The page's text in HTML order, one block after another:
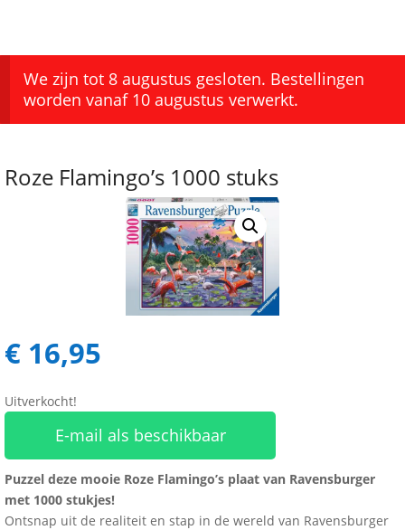
We zijn tot 8 augustus gesloten. Bestellingen
worden vanaf 10 augustus verwerkt.
Roze Flamingo’s 1000 stuks
€ 16,95
Uitverkocht!
E-mail als beschikbaar
Puzzel deze mooie Roze Flamingo’s plaat van Ravensburger
met 1000 stukjes!
Ontsnap uit de realiteit en stap in de wereld van Ravensburger